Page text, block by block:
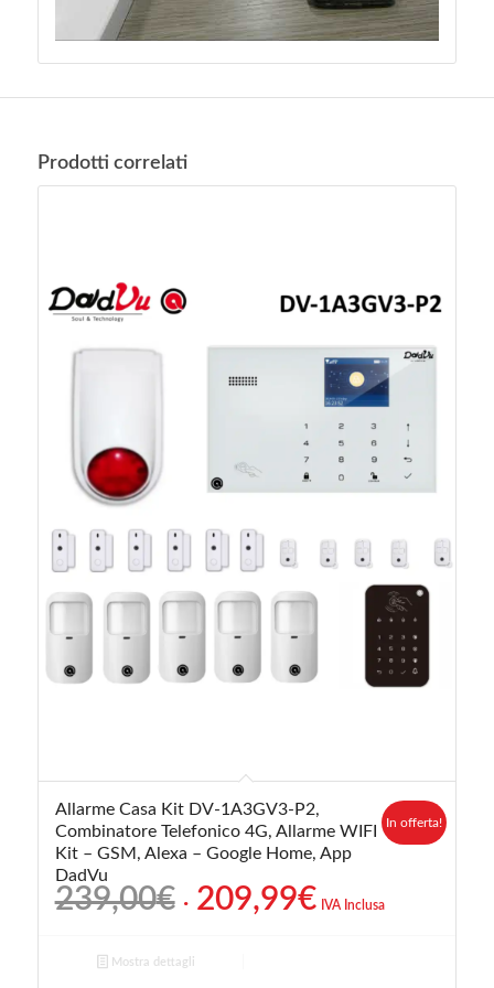
Prodotti correlati
Allarme Casa Kit DV-1A3GV3-P2,
Combinatore Telefonico 4G, Allarme WIFI
Kit – GSM, Alexa – Google Home, App
DadVu
239,00€ Il
prezzo
originale
era:
209,99€IlIVA Inclusa
In offerta!
Mostra dettagli